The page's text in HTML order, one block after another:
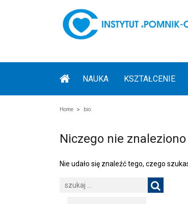
NAUKA KSZTAŁCENIE
Home bio
Niczego nie znaleziono
Nie udało się znaleźć tego, czego